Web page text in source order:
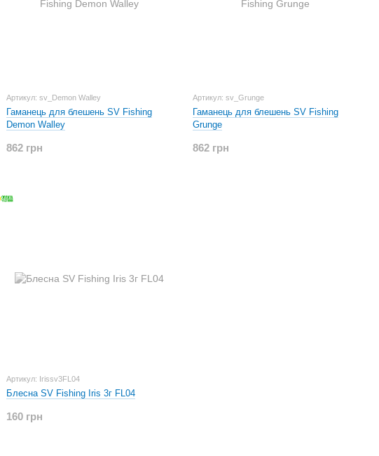
Артикул: sv_Demon Walley
Гаманець для блешень SV Fishing
Demon Walley
862 грн
Артикул: sv_Grunge
Гаманець для блешень SV Fishing
Grunge
862 грн
Артикул: Irissv3FL04
Блесна SV Fishing Iris 3г FL04
160 грн